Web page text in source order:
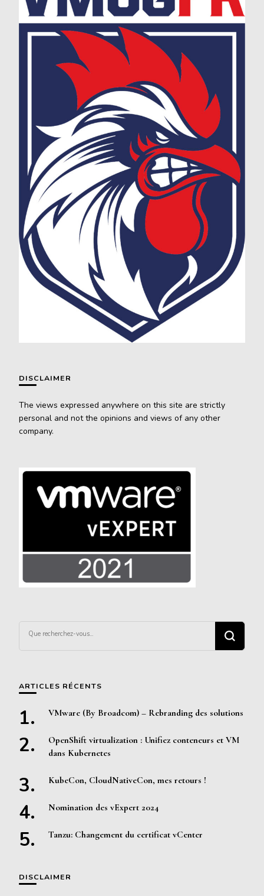
DISCLAIMER
The views expressed anywhere on this site are strictly
personal and not the opinions and views of any other
company.
recherchiez
quelque
ARTICLES RÉCENTS
VMware (By Broadcom) – Rebranding des solutions
OpenShift virtualization : Unifiez conteneurs et VM
dans Kubernetes
KubeCon, CloudNativeCon, mes retours !
Nomination des vExpert 2024
Tanzu: Changement du certificat vCenter
DISCLAIMER